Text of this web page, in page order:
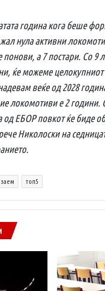
година кога беше
нула активни
понови, а 7 постари. Со 9
ќе можеме целокупниот
веќе од 2028
локомотиви е 2 години.
од ЕБОР повкот ќе биде
Николоски на
заем топ5